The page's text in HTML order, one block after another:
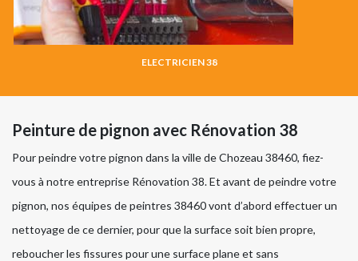
ELECTRICIEN 38
Peinture de pignon avec Rénovation 38
Pour peindre votre pignon dans la ville de Chozeau 38460, fiez-
vous à notre entreprise Rénovation 38. Et avant de peindre votre
pignon, nos équipes de peintres 38460 vont d’abord effectuer un
nettoyage de ce dernier, pour que la surface soit bien propre,
reboucher les fissures pour une surface plane et sans